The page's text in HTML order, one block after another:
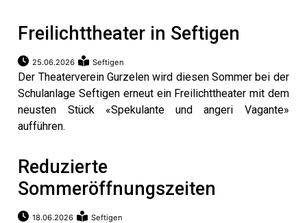
Freilichttheater in Seftigen
25.06.2026 Seftigen
Der Theaterverein Gurzelen wird diesen Sommer bei der
Schulanlage Seftigen erneut ein Freilichttheater mit dem
neusten Stück «Spekulante und angeri Vagante»
aufführen.
Reduzierte
Sommeröffnungszeiten
18.06.2026 Seftigen